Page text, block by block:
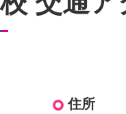
住所